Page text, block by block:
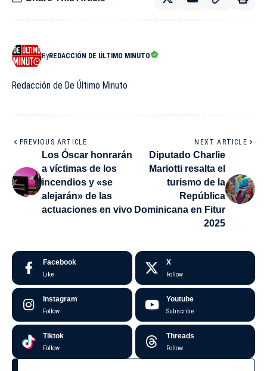
ByREDACCIÓN DE ÚLTIMO MINUTO
Redacción de De Último Minuto
PREVIOUS ARTICLE
Los Óscar honrarán
a víctimas de los
incendios y «se
alejarán» de las
actuaciones en vivo
NEXT ARTICLE
Diputado Charlie
Mariotti resalta el
turismo de la
República
Dominicana en Fitur
2025
Facebook
Like
X
Follow
Instagram
Follow
Youtube
Subscribe
Tiktok
Follow
Threads
Follow